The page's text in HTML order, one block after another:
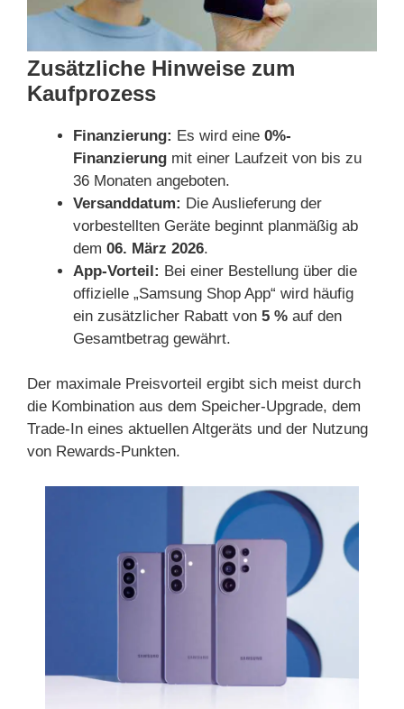
Zusätzliche Hinweise zum
Kaufprozess
Finanzierung: Es wird eine 0%-
Finanzierung mit einer Laufzeit von bis zu
36 Monaten angeboten.
Versanddatum: Die Auslieferung der
vorbestellten Geräte beginnt planmäßig ab
dem 06. März 2026.
App-Vorteil: Bei einer Bestellung über die
offizielle „Samsung Shop App“ wird häufig
ein zusätzlicher Rabatt von 5 % auf den
Gesamtbetrag gewährt.
Der maximale Preisvorteil ergibt sich meist durch
die Kombination aus dem Speicher-Upgrade, dem
Trade-In eines aktuellen Altgeräts und der Nutzung
von Rewards-Punkten.